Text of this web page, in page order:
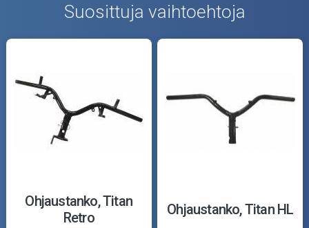
Suosittuja vaihtoehtoja
Ohjaustanko, Titan
Retro
Ohjaustanko, Titan HL